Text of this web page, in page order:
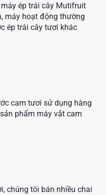
ép trái cây Mutifruit
máy hoạt động thường
ép trái cây tươi khác
cam tươi sử dụng hàng
phẩm máy vắt cam
chúng tôi bán nhiều chai